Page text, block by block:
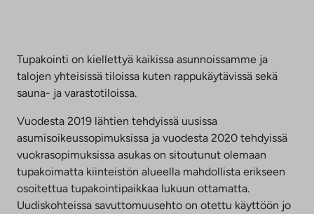
Tupakointi on kiellettyä kaikissa asunnoissamme ja
talojen yhteisissä tiloissa kuten rappukäytävissä sekä
sauna- ja varastotiloissa.
Vuodesta 2019 lähtien tehdyissä uusissa
asumisoikeussopimuksissa ja vuodesta 2020 tehdyissä
vuokrasopimuksissa asukas on sitoutunut olemaan
tupakoimatta kiinteistön alueella mahdollista erikseen
osoitettua tupakointipaikkaa lukuun ottamatta.
Uudiskohteissa savuttomuusehto on otettu käyttöön jo